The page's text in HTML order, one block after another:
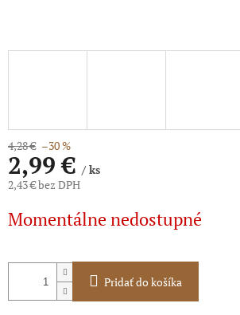
4,28 € –30 %
2,99 €/ ks
2,43 € bez DPH
cena:
Momentálne nedostupné
Pridať do košíka